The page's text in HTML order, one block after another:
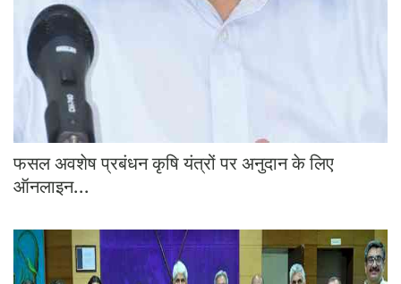
फसल अवशेष प्रबंधन कृषि यंत्रों पर अनुदान के लिए
ऑनलाइन...